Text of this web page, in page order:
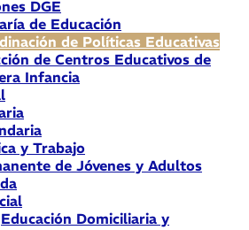
DGE
de Educación
de Políticas Educativas
de Centros Educativos de
Infancia
y Trabajo
de Jóvenes y Adultos
Educación Domiciliaria y